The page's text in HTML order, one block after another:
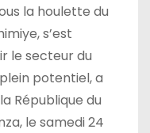
la houlette du
s’est
le secteur du
potentiel, a
République du
le samedi 24